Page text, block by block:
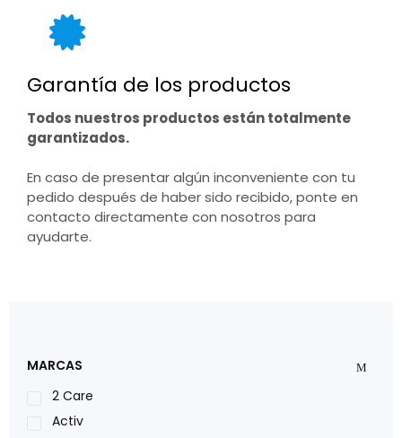
Garantía de los productos
Todos nuestros productos están totalmente
garantizados.
En caso de presentar algún inconveniente con tu
pedido después de haber sido recibido, ponte en
contacto directamente con nosotros para
ayudarte.
MARCAS
2 Care
Activ